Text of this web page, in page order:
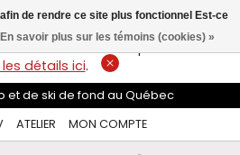
les commandes de plus de 74$*.
détails ici.
et de ski de fond au Québec
ATELIER MON COMPTE
de rendre ce site plus fonctionnel Est-ce
En savoir plus sur les témoins (cookies) »